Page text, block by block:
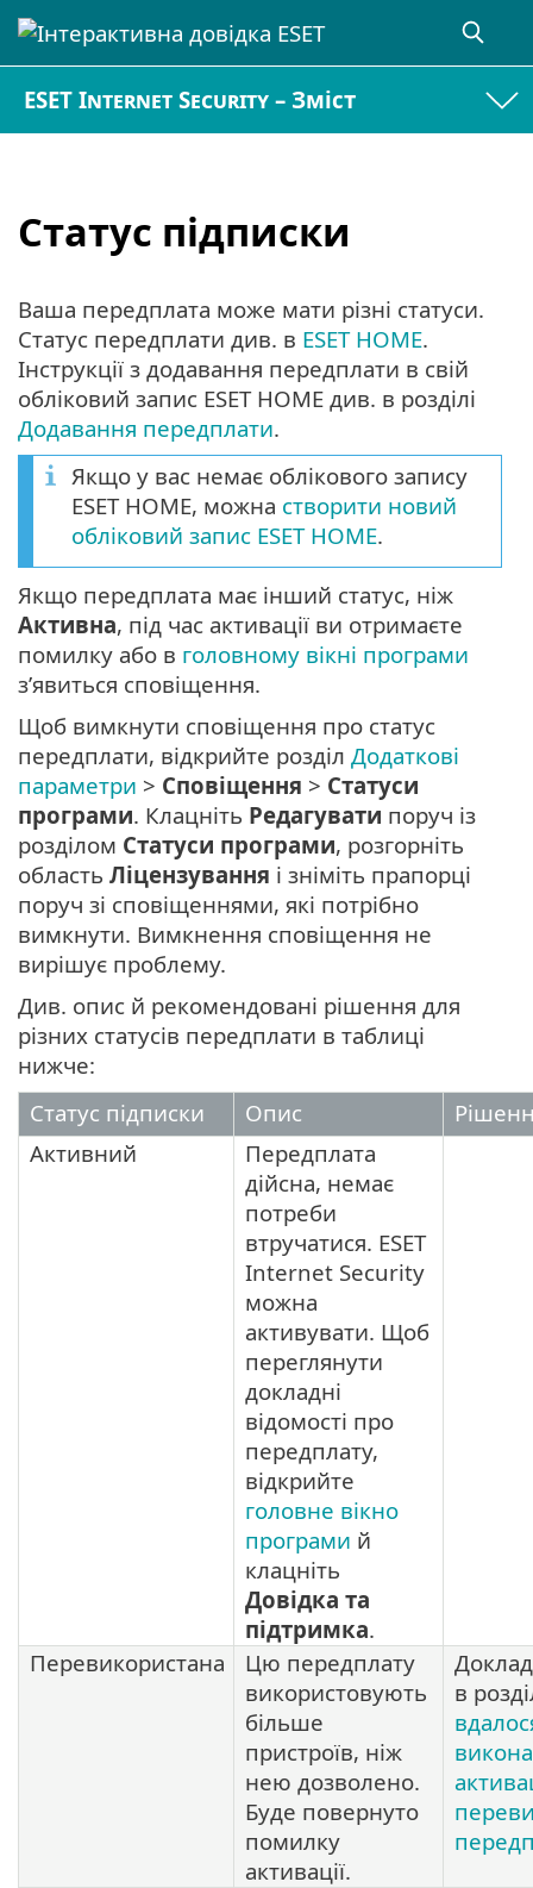
ESET Internet Security – Зміст
Статус підписки
Ваша передплата може мати різні статуси.
Статус передплати див. в ESET HOME.
Інструкції з додавання передплати в свій
обліковий запис ESET HOME див. в розділі
Додавання передплати.
Якщо у вас немає облікового запису
ESET HOME, можна створити новий
обліковий запис ESET HOME.
Якщо передплата має інший статус, ніж
Активна, під час активації ви отримаєте
помилку або в головному вікні програми
з’явиться сповіщення.
Щоб вимкнути сповіщення про статус
передплати, відкрийте розділ Додаткові
параметри > Сповіщення > Статуси
програми. Клацніть Редагувати поруч із
розділом Статуси програми, розгорніть
область Ліцензування і зніміть прапорці
поруч зі сповіщеннями, які потрібно
вимкнути. Вимкнення сповіщення не
вирішує проблему.
Див. опис й рекомендовані рішення для
різних статусів передплати в таблиці
нижче:
Статус підписки
Опис
Активний
Передплата
дійсна, немає
потреби
втручатися. ESET
Internet Security
можна
активувати. Щоб
переглянути
докладні
відомості про
передплату,
відкрийте
головне вікно
програми й
клацніть
Довідка та
підтримка.
Перевикористана
Цю передплату
використовують
більше
пристроїв, ніж
нею дозволено.
Буде повернуто
помилку
активації.
в